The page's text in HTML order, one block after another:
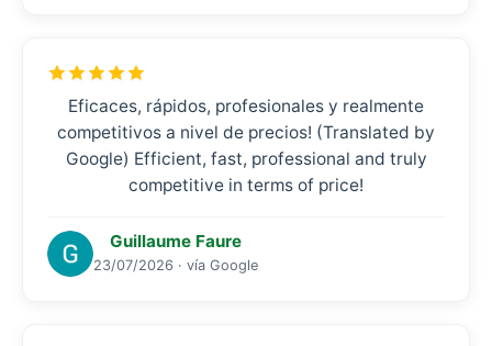
Eficaces, rápidos, profesionales y realmente
competitivos a nivel de precios! (Translated by
Google) Efficient, fast, professional and truly
competitive in terms of price!
Guillaume Faure
23/07/2026 · vía Google